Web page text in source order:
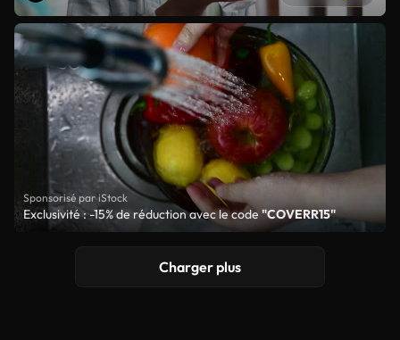
Sponsorisé par iStock
Exclusivité : -15% de réduction avec le code "COVERR15"
Charger plus